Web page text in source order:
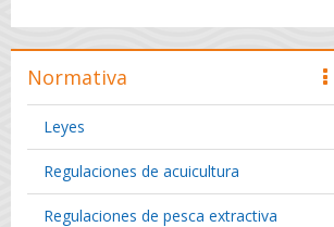
Normativa
Leyes
Regulaciones de acuicultura
Regulaciones de pesca extractiva